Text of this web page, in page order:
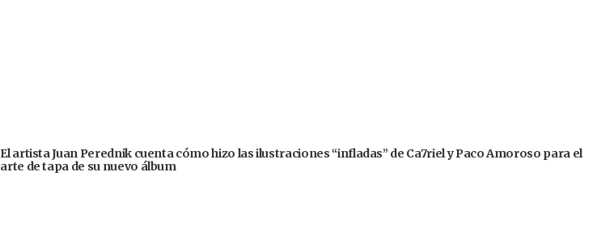
El artista Juan Perednik cuenta cómo hizo las ilustraciones “infladas” de Ca7riel y Paco Amoroso para el
arte de tapa de su nuevo álbum